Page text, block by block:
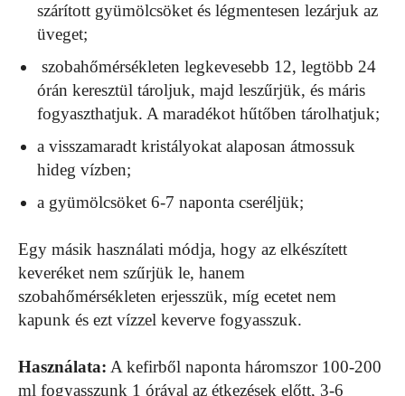
szárított gyümölcsöket és légmentesen lezárjuk az
üveget;
szobahőmérsékleten legkevesebb 12, legtöbb 24
órán keresztül tároljuk, majd leszűrjük, és máris
fogyaszthatjuk. A maradékot hűtőben tárolhatjuk;
a visszamaradt kristályokat alaposan átmossuk
hideg vízben;
a gyümölcsöket 6-7 naponta cseréljük;
Egy másik használati módja, hogy az elkészített
keveréket nem szűrjük le, hanem
szobahőmérsékleten erjesszük, míg ecetet nem
kapunk és ezt vízzel keverve fogyasszuk.
Használata: A kefirből naponta háromszor 100-200
ml fogyasszunk 1 órával az étkezések előtt, 3-6